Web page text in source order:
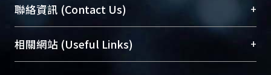
臺大位居世界頂尖大學之列，為永久珍藏及向國際
展現本校豐碩的研究成果及學術能量，圖書館整合
機構典藏（NTUR）與學術庫（AH）不同功能平
台，成為臺大學術典藏NTU scholars。期能整合研
聯絡資訊 (Contact Us) +
總館學科館員(Main Library)
醫學圖書館學科館員(Medical Library)
相關網站 (Useful Links) +